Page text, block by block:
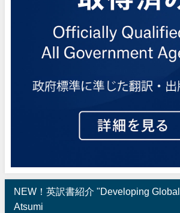
NEW！英訳書紹介 "Developing
Atsumi